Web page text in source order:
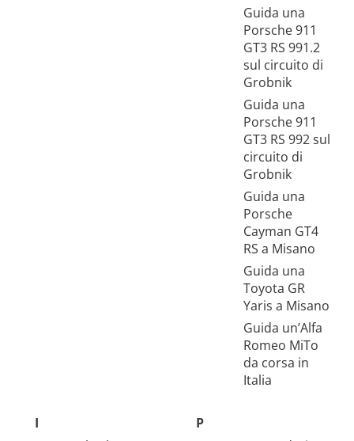
Guida una
Porsche 911
GT3 RS 991.2
sul circuito di
Grobnik
Guida una
Porsche 911
GT3 RS 992 sul
circuito di
Grobnik
Guida una
Porsche
Cayman GT4
RS a Misano
Guida una
Toyota GR
Yaris a Misano
Guida un’Alfa
Romeo MiTo
da corsa in
Italia
I
P